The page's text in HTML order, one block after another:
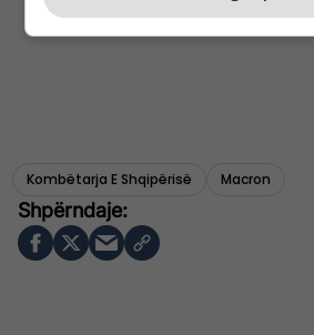
Kombëtarja E Shqipërisë Macron